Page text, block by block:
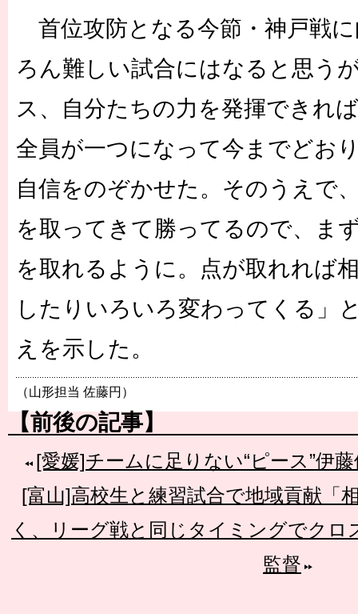
首位攻防となる今節・神戸戦
ろん難しい試合にはなると思う
ス、自分たちの力を発揮できれ
全員が一つになって今までどお
自信をのぞかせた。そのうえで
を取ってきて勝ってるので、ま
を取れるように。点が取れれば
したりいろいろ変わってくる」
えを示した。
（山形担当 佐藤円）
【前後の記事】
[愛媛]チームに足りない“ピース”伊
[富山]高校生と練習試合で地域貢献「
く、リーグ戦と同じタイミングでクロ
監督